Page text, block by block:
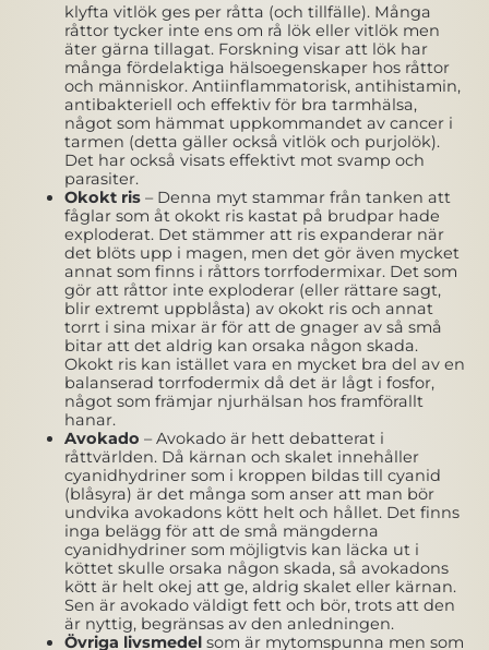
klyfta vitlök ges per råtta (och tillfälle). Många
råttor tycker inte ens om rå lök eller vitlök men
äter gärna tillagat. Forskning visar att lök har
många fördelaktiga hälsoegenskaper hos råttor
och människor. Antiinflammatorisk, antihistamin,
antibakteriell och effektiv för bra tarmhälsa,
något som hämmat uppkommandet av cancer i
tarmen (detta gäller också vitlök och purjolök).
Det har också visats effektivt mot svamp och
parasiter.
Okokt ris– Denna myt stammar från tanken att
fåglar som åt okokt ris kastat på brudpar hade
exploderat. Det stämmer att ris expanderar när
det blöts upp i magen, men det gör även mycket
annat som finns i råttors torrfodermixar. Det som
gör att råttor inte exploderar (eller rättare sagt,
blir extremt uppblåsta) av okokt ris och annat
torrt i sina mixar är för att de gnager av så små
bitar att det aldrig kan orsaka någon skada.
Okokt ris kan istället vara en mycket bra del av en
balanserad torrfodermix då det är lågt i fosfor,
något som främjar njurhälsan hos framförallt
hanar.
Avokado – Avokado är hett debatterat i
råttvärlden. Då kärnan och skalet innehåller
cyanidhydriner som i kroppen bildas till cyanid
(blåsyra) är det många som anser att man bör
undvika avokadons kött helt och hållet. Det finns
inga belägg för att de små mängderna
cyanidhydriner som möjligtvis kan läcka ut i
köttet skulle orsaka någon skada, så avokadons
kött är helt okej att ge, aldrig skalet eller kärnan.
Sen är avokado väldigt fett och bör, trots att den
är nyttig, begränsas av den anledningen.
Övriga livsmedel som är mytomspunna men som